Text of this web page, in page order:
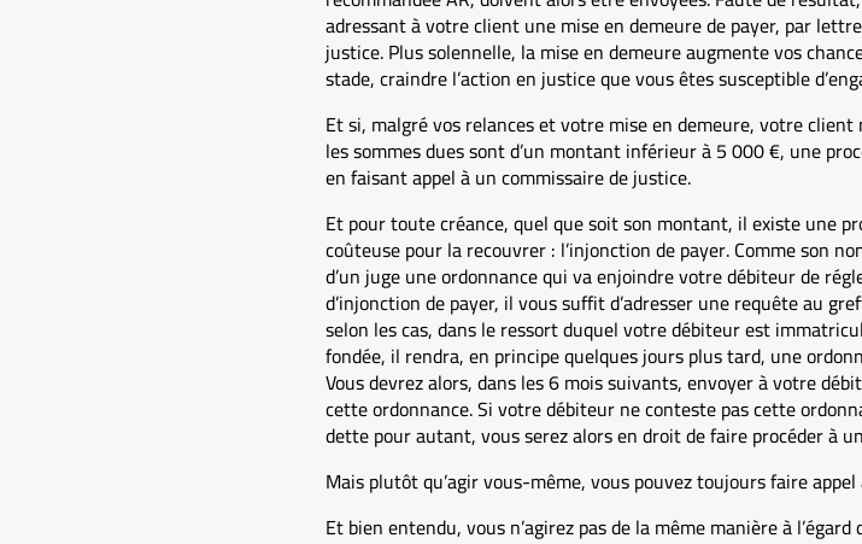
adressant à votre client une mise en demeure de payer, par
justice. Plus solennelle, la mise en demeure augmente vos
stade, craindre l’action en justice que vous êtes susceptible
Et si, malgré vos relances et votre mise en demeure, votre
les sommes dues sont d’un montant inférieur à 5 000 €, une
en faisant appel à un commissaire de justice.
Et pour toute créance, quel que soit son montant, il existe une
coûteuse pour la recouvrer : l’injonction de payer. Comme son
d’un juge une ordonnance qui va enjoindre votre débiteur de
d’injonction de payer, il vous suffit d’adresser une requête au
selon les cas, dans le ressort duquel votre débiteur est
fondée, il rendra, en principe quelques jours plus tard, une
Vous devrez alors, dans les 6 mois suivants, envoyer à votre
cette ordonnance. Si votre débiteur ne conteste pas cette
dette pour autant, vous serez alors en droit de faire procéder à
Mais plutôt qu’agir vous-même, vous pouvez toujours faire
Et bien entendu, vous n’agirez pas de la même manière à